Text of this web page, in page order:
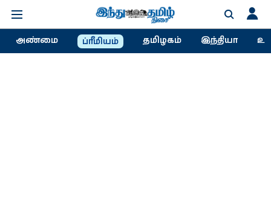
அண்மை ப்ரீமியம் தமிழகம் இந்தியா